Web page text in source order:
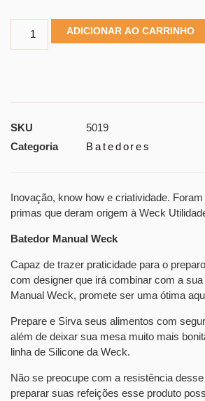
ADICIONAR AO CARRINHO
SKU
5019
Categoria
Batedores
Inovação, know how e criatividade.
primas que deram origem à Weck
Batedor Manual Weck
Capaz de trazer praticidade para o
com designer que irá combinar com a
Manual Weck, promete ser uma ótima
Prepare e Sirva seus alimentos com
além de deixar sua mesa muito mais
linha de Silicone da Weck.
Não se preocupe com a resistência
preparar suas refeições esse produto